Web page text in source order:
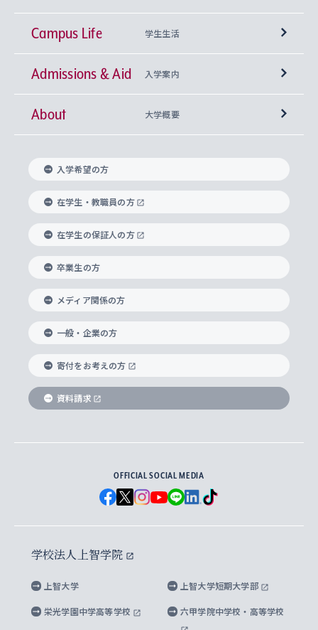
神学部
文学部
総合人間科学部
経済学部
外国語学部
総合グローバル学部
国際教養学部
理工学部
Futures） – 持続可能な未来を考える６学科連携
興味から学科を探す
上智大学の全学共通教育
基盤教育センター
キリスト教人間学
身体知
思考と表現
データサイエンス
上智大学の語学教育
言語教育研究センター
上智大学のグローバル教育
グローバル教育センター
上智大学で学ぶ
海外で学ぶ
学びのサポート
大学院
神学研究科
実践宗教学研究科
総合人間科学研究科
経済学研究科
グローバル・スタディーズ研究科
助産学専攻科
生涯学習
研究所 等
キリスト教文化研究所
中世思想研究所
国際言語情報研究所
グローバル・コンサーン研究所
比較文化研究所
ヨーロッパ研究所
アジア文化研究所
アメリカ・カナダ研究所
メディア・ジャーナリズム研究所
水稀少社会研究センター
先進機械・構造材料イノベーションセンター
Sophia Open Research Weeks (SORW)
産官学連携
知的財産
研究支援制度
重点領域研究・自由課題研究
研究活動に関する法令・研究費の使用について
Campus Life 学生生活
学期区分と授業時間割
課外活動
課外教育プログラム
ボランティア活動
グローバルな学びのコミュニティ
学生の相談窓口
心身の健康相談
ハラスメント防止の取り組み
障がいのある学生への支援
キャリア形成サポート
キャリア形成支援プログラム
就職（内定先）・進路統計
企業の採用ご担当者様へのご案内
住まいのサポート
Admissions & Aid 入学案内
上智大学で取得できる学位
入れの方針）
科目等履修生
研究生・外国人特別研究生・国費留学生
交換留学生(海外大学から上智大学で学ぶ)
ノンディグリー生
Sophia Short-term Program受講生
学費・奨学金
学部入学前に出願する奨学金
国による高等教育の修学支援新制度
大学院生対象の奨学金
海外留学する際の費用と奨学金
About 大学概要
理事長・学長メッセージ
学長・副学長紹介
上智大学の精神
上智大学の理念
上智大学の沿革
ソフィア・アーカイブズ
上智大学とカトリック
グローバルエンゲージメント
上智大学を訪れた世界の知性
国連Weeks・アフリカWeeks
ダイバーシティ＆サステナビリティへの取り組み
上智大学公式ソーシャルメディア
学校法人上智学院について
数字で見る上智大学
上智大学のネットワーク
父母・保証人とのネットワーク
学外とのネットワーク
上智大学の出版物
上智大学大学案内・大学院案内
英文広報誌 SOPHIA magazine
上智大学のビジュアル・アイデンティティ
上智大学ビジュアル・アイデンティティ
上智大学校歌 ・上智大学学生歌
上智大学への取材・キャンパスでの撮影について
上智大学の公開情報
上智大学の教育研究活動等の情報公表
キャンパス案内
入学希望の方
在学生・教職員の方
在学生の保証人の方
卒業生の方
メディア関係の方
一般・企業の方
寄付をお考えの方
資料請求
OFFICIAL SOCIAL MEDIA
学校法人上智学院
上智大学 上智大学短期大学部
栄光学園中学高等学校 六甲学院中学校・高等学校